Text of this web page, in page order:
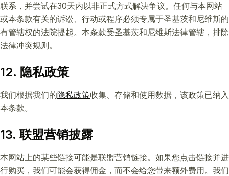
联系，并尝试在30天内以非正式方式解决争议。任何与本网站
或本条款有关的诉讼、行动或程序必须专属于圣基茨和尼维斯的
有管辖权的法院提起。本条款受圣基茨和尼维斯法律管辖，排除
法律冲突规则。
12. 隐私政策
我们根据我们的隐私政策收集、存储和使用数据，该政策已纳入
本条款。
13. 联盟营销披露
本网站上的某些链接可能是联盟营销链接。如果您点击链接并进
行购买，我们可能会获得佣金，而不会给您带来额外费用。我们